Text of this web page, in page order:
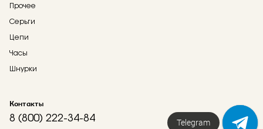
Прочее
Серьги
Цепи
Часы
Шнурки
Контакты
8 (800) 222-34-84
Telegram